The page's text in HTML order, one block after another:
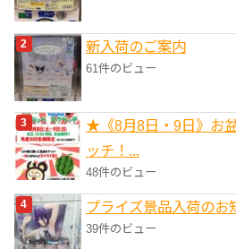
新入荷のご案内
61件のビュー
★《8月8日・9日》お
ッチ！...
48件のビュー
プライズ景品入荷のお
39件のビュー